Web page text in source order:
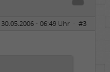
30.05.2006 - 06:49 Uhr · #3